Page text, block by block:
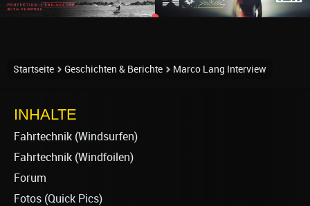
Startseite Geschichten & Berichte Marco Lang Interview
INHALTE
Fahrtechnik (Windsurfen)
Fahrtechnik (Windfoilen)
Forum
Fotos (Quick Pics)